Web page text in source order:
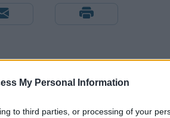
My Personal Information
to third parties, or processing of your